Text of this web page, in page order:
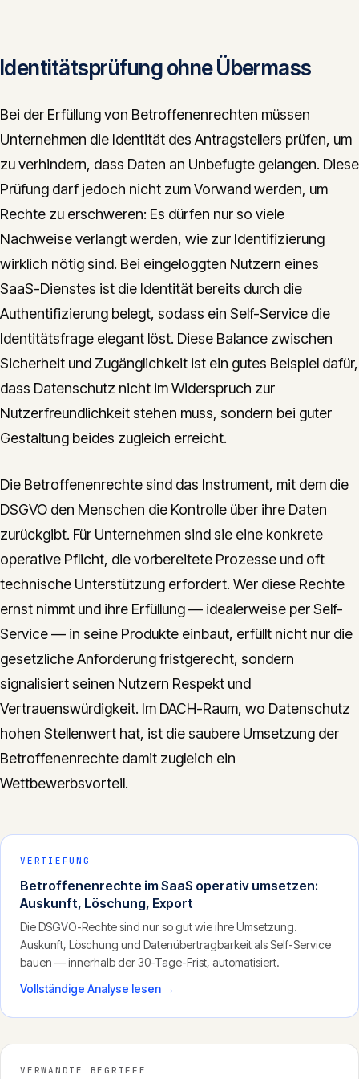
Identitätsprüfung ohne Übermass
Bei der Erfüllung von Betroffenenrechten müssen
Unternehmen die Identität des Antragstellers prüfen, um
zu verhindern, dass Daten an Unbefugte gelangen. Diese
Prüfung darf jedoch nicht zum Vorwand werden, um
Rechte zu erschweren: Es dürfen nur so viele
Nachweise verlangt werden, wie zur Identifizierung
wirklich nötig sind. Bei eingeloggten Nutzern eines
SaaS-Dienstes ist die Identität bereits durch die
Authentifizierung belegt, sodass ein Self-Service die
Identitätsfrage elegant löst. Diese Balance zwischen
Sicherheit und Zugänglichkeit ist ein gutes Beispiel dafür,
dass Datenschutz nicht im Widerspruch zur
Nutzerfreundlichkeit stehen muss, sondern bei guter
Gestaltung beides zugleich erreicht.
Die Betroffenenrechte sind das Instrument, mit dem die
DSGVO den Menschen die Kontrolle über ihre Daten
zurückgibt. Für Unternehmen sind sie eine konkrete
operative Pflicht, die vorbereitete Prozesse und oft
technische Unterstützung erfordert. Wer diese Rechte
ernst nimmt und ihre Erfüllung — idealerweise per Self-
Service — in seine Produkte einbaut, erfüllt nicht nur die
gesetzliche Anforderung fristgerecht, sondern
signalisiert seinen Nutzern Respekt und
Vertrauenswürdigkeit. Im DACH-Raum, wo Datenschutz
hohen Stellenwert hat, ist die saubere Umsetzung der
Betroffenenrechte damit zugleich ein
Wettbewerbsvorteil.
VERTIEFUNG
Betroffenenrechte im SaaS operativ umsetzen:
Auskunft, Löschung, Export
Die DSGVO-Rechte sind nur so gut wie ihre Umsetzung.
Auskunft, Löschung und Datenübertragbarkeit als Self-Service
bauen — innerhalb der 30-Tage-Frist, automatisiert.
Vollständige Analyse lesen →
VERWANDTE BEGRIFFE